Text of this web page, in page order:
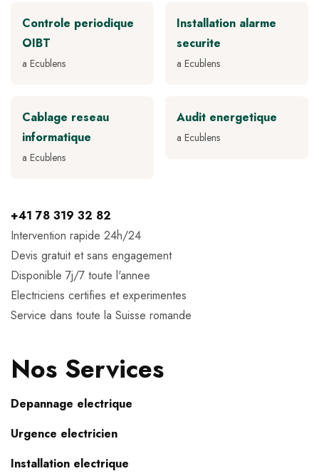
Controle periodique
OIBT
a Ecublens
Installation alarme
securite
a Ecublens
Cablage reseau
informatique
a Ecublens
Audit energetique
a Ecublens
+41 78 319 32 82
Intervention rapide 24h/24
Devis gratuit et sans engagement
Disponible 7j/7 toute l'annee
Electriciens certifies et experimentes
Service dans toute la Suisse romande
Nos Services
Depannage electrique
Urgence electricien
Installation electrique